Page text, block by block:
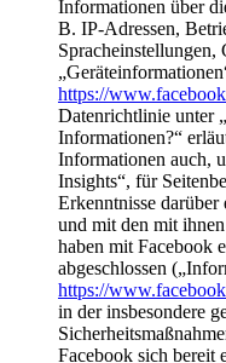
Informationen über
B. IP-Adressen,
Spracheinstellungen,
https://
Datenrichtlinie unter
Informationen?“
Informationen auch,
Insights“, für
Erkenntnisse
und mit den mit
haben mit Facebook
abgeschlossen
https://
in der insbesondere
Facebook sich bereit